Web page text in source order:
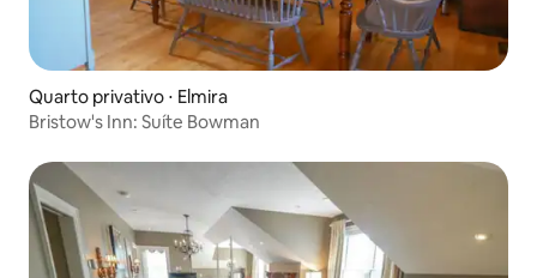
Quarto privativo ⋅ Elmira
Bristow's Inn: Suíte Bowman